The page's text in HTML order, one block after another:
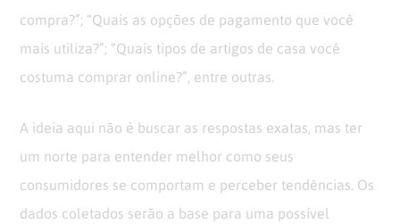
compra?”; “Quais as opções de pagamento que você
mais utiliza?”; “Quais tipos de artigos de casa você
costuma comprar online?”, entre outras.
A ideia aqui não é buscar as respostas exatas, mas ter
um norte para entender melhor como seus
consumidores se comportam e perceber tendências. Os
dados coletados serão a base para uma possível